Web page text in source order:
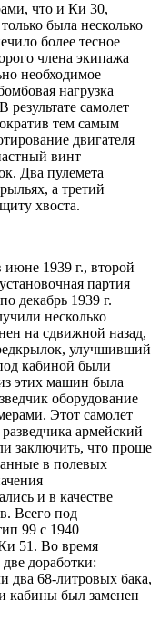
что и Ки 30,
была несколько
более тесное
члена экипажа
необходимое
нагрузка
результате самолет
тем самым
двигателя
винт
Два пулемета
а третий
хвоста.
1939 г., второй
партия
декабрь 1939 г.
несколько
на сдвижной назад,
улучшивший
кабиной были
этих машин была
оборудование
Этот самолет
армейский
заключить, что проще
в полевых
и в качестве
Всего под
99 с 1940
51. Во время
доработки:
два 68-литровых бака,
кабины был заменен